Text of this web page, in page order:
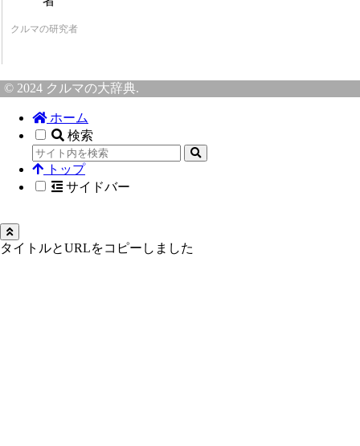
クルマの研究者
© 2024 クルマの大辞典.
ホーム
検索
トップ
サイドバー
タイトルとURLをコピーしました